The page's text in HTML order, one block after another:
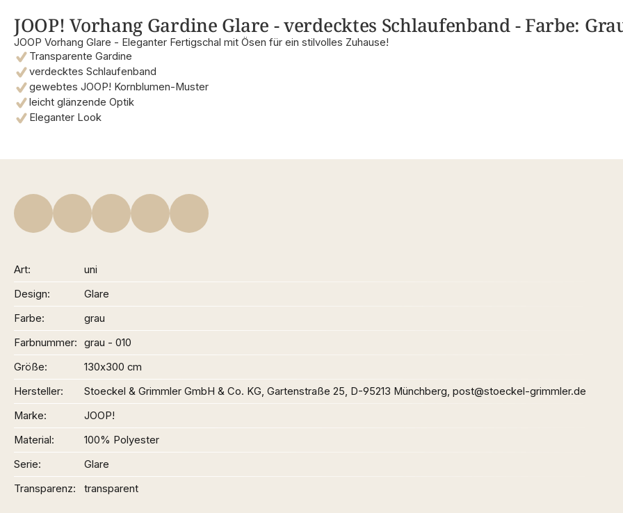
JOOP! Vorhang Gardine Glare - verdecktes Schlaufenband - Farbe:
JOOP Vorhang Glare - Eleganter Fertigschal mit Ösen für ein stilvolles Zuhause!
Transparente Gardine
verdecktes Schlaufenband
gewebtes JOOP! Kornblumen-Muster
leicht glänzende Optik
Eleganter Look
Art
uni
Design
Glare
Farbe
grau
Farbnummer
grau - 010
Größe
130x300 cm
Hersteller
Stoeckel & Grimmler GmbH & Co. KG, Gartenstraße 25, D-95213 Münchberg, post@stoeckel-grimmler.de
Marke
JOOP!
Material
100% Polyester
Serie
Glare
Transparenz
transparent